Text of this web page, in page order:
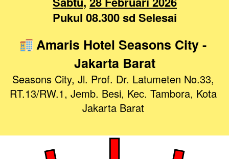
Pukul 08.300 sd Selesai
Amaris Hotel Seasons City -
Jakarta Barat
Seasons City, Jl. Prof. Dr. Latumeten No.33,
RT.13/RW.1, Jemb. Besi, Kec. Tambora, Kota
Jakarta Barat